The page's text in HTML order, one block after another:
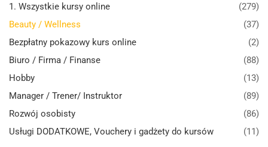
1. Wszystkie kursy online
(279)
Beauty / Wellness
(37)
Bezpłatny pokazowy kurs online
(2)
Biuro / Firma / Finanse
(88)
Hobby
(13)
Manager / Trener/ Instruktor
(89)
Rozwój osobisty
(86)
Usługi DODATKOWE, Vouchery i gadżety do kursów
(11)